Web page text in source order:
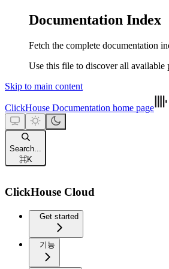
Documentation Index
Fetch the complete documentation
Use this file to discover all available
Skip to main content
ClickHouse Documentation home page
Search...
⌘K
ClickHouse Cloud
Get started
기능